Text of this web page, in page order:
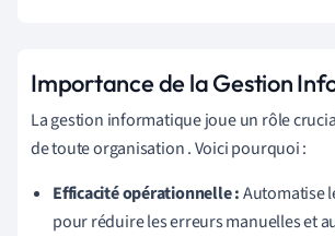
Importance de la Gestion
La gestion informatique joue un rôle
de toute organisation . Voici pourquoi :
Efficacité opérationnelle :Automatise
pour réduire les erreurs manuelles et